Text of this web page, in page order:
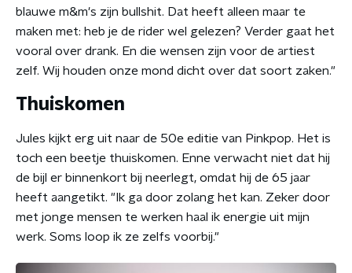
blauwe m&m's zijn bullshit. Dat heeft alleen maar te
maken met: heb je de rider wel gelezen? Verder gaat het
vooral over drank. En die wensen zijn voor de artiest
zelf. Wij houden onze mond dicht over dat soort zaken."
Thuiskomen
Jules kijkt erg uit naar de 50e editie van Pinkpop. Het is
toch een beetje thuiskomen. Enne verwacht niet dat hij
de bijl er binnenkort bij neerlegt, omdat hij de 65 jaar
heeft aangetikt. "Ik ga door zolang het kan. Zeker door
met jonge mensen te werken haal ik energie uit mijn
werk. Soms loop ik ze zelfs voorbij."